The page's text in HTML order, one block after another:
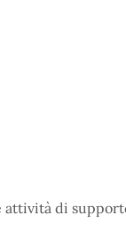
attività di